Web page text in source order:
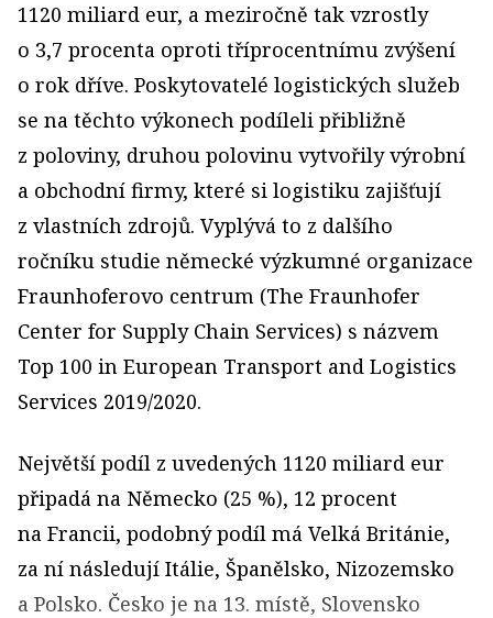
1120 miliard eur, a meziročně tak vzrostly
o 3,7 procenta oproti tříprocentnímu zvýšení
o rok dříve. Poskytovatelé logistických služeb
se na těchto výkonech podíleli přibližně
z poloviny, druhou polovinu vytvořily výrobní
a obchodní firmy, které si logistiku zajišťují
z vlastních zdrojů. Vyplývá to z dalšího
ročníku studie německé výzkumné organizace
Fraunhoferovo centrum (The Fraunhofer
Center for Supply Chain Services) s názvem
Top 100 in European Transport and Logistics
Services 2019/2020.
Největší podíl z uvedených 1120 miliard eur
připadá na Německo (25 %), 12 procent
na Francii, podobný podíl má Velká Británie,
za ní následují Itálie, Španělsko, Nizozemsko
a Polsko. Česko je na 13. místě, Slovensko